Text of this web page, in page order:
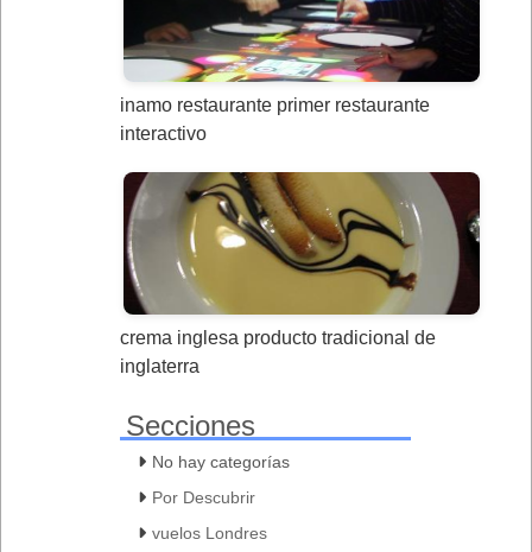
inamo restaurante primer restaurante
interactivo
crema inglesa producto tradicional de
inglaterra
Secciones
No hay categorías
Por Descubrir
vuelos Londres